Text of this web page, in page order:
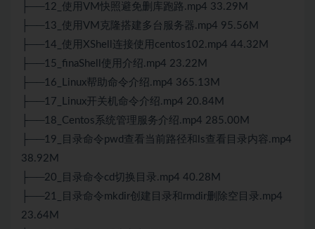
├──12_使用VM快照避免删库跑路.mp4 33.29M
├──13_使用VM克隆搭建多台服务器.mp4 95.56M
├──14_使用XShell连接使用centos102.mp4 44.32M
├──15_finaShell使用介绍.mp4 23.22M
├──16_Linux帮助命令介绍.mp4 365.13M
├──17_Linux开关机命令介绍.mp4 20.84M
├──18_Centos系统管理服务介绍.mp4 285.00M
├──19_目录命令pwd查看当前路径和ls查看目录内容.mp4
38.92M
├──20_目录命令cd切换目录.mp4 40.28M
├──21_目录命令mkdir创建目录和rmdir删除空目录.mp4
23.64M